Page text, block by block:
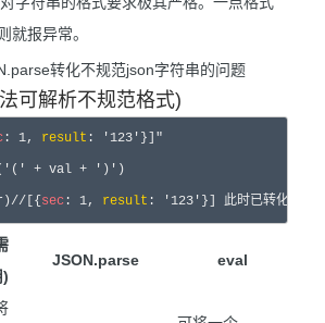
就报异常。
可解析不规范格式)
: 1, result : '123'}]"
+ val + ')')
[{ sec : 1, result
JSON.parse eval